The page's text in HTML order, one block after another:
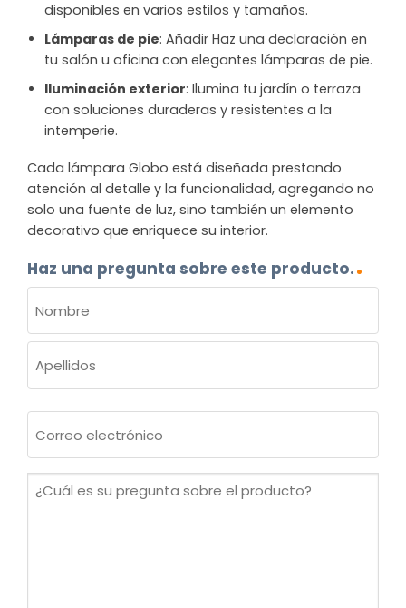
disponibles en varios estilos y tamaños.
Lámparas de pie: Añadir Haz una declaración en
tu salón u oficina con elegantes lámparas de pie.
Iluminación exterior: Ilumina tu jardín o terraza
con soluciones duraderas y resistentes a la
intemperie.
Cada lámpara Globo está diseñada prestando
atención al detalle y la funcionalidad, agregando no
solo una fuente de luz, sino también un elemento
decorativo que enriquece su interior.
Haz una pregunta sobre este producto.
(OBLIGATORIO)
Nombre
electrónico
¿Cuál